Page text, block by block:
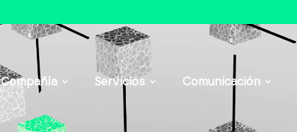
Compañía Servicios Comunicación